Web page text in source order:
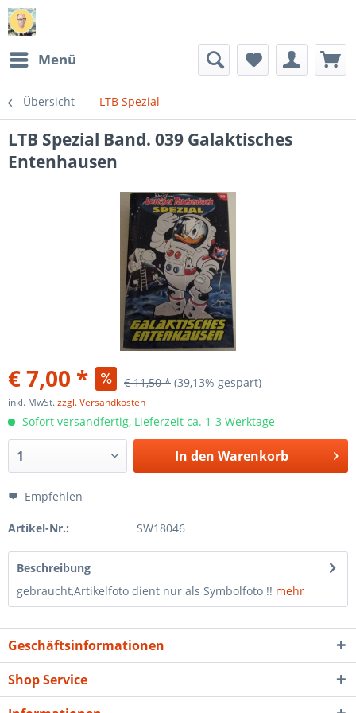
Menü
Übersicht LTB Spezial
LTB Spezial Band. 039 Galaktisches
Entenhausen
€ 7,00 * € 11,50 * (39,13% gespart)
inkl. MwSt.zzgl. Versandkosten
Sofort versandfertig, Lieferzeit ca. 1-3 Werktage
In den Warenkorb
Empfehlen
Artikel-Nr.: SW18046
Beschreibung
gebraucht,Artikelfoto dient nur als Symbolfoto !! mehr
Geschäftsinformationen
Shop Service